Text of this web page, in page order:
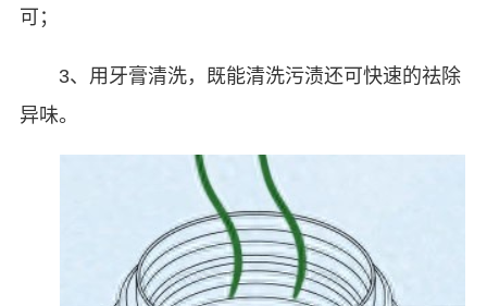
可；
3、用牙膏清洗，既能清洗污渍还可快速的祛除
异味。